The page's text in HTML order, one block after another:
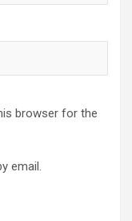
browser for the
email.